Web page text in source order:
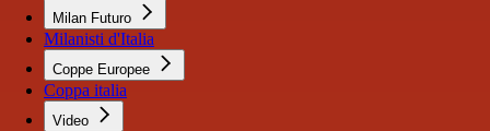
Milan Futuro
Milanisti d'Italia
Coppe Europee
Coppa italia
Video